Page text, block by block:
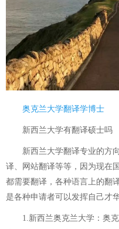
奥克兰大学翻译学博士
新西兰大学有翻译硕士吗
新西兰大学翻译专业的方向
译、网站翻译等等，因为现在
都需要翻译，各种语言上的翻
是各种申请者可以发挥自己才
1.新西兰奥克兰大学：奥克